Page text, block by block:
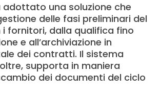
adottato una soluzione che
delle fasi preliminari del
fornitori, dalla qualifica fino
e all’archiviazione in
dei contratti. Il sistema
supporta in maniera
dei documenti del ciclo